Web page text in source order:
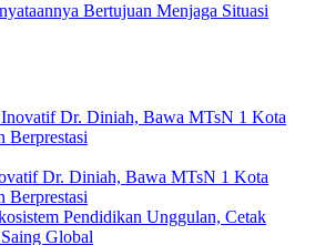
Bertujuan Menjaga Situasi
Dr. Diniah, Bawa MTsN 1 Kota
Berprestasi